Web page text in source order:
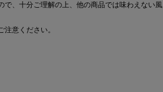
、十分ご理解の上、他の商品では味わえない風
意ください。